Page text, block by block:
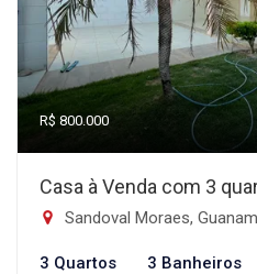
R$ 800.000
Casa à Venda com 3
Sandoval Moraes,
3 Quartos 3 Banheiros